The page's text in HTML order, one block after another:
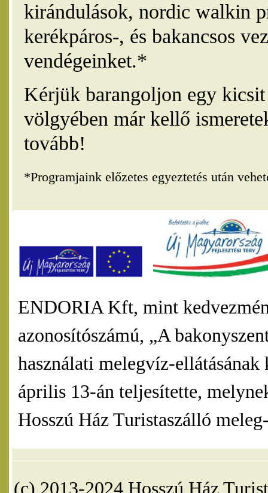
kirándulások, nordic walkin
kerékpáros-, és bakancsos
vendégeinket.*
Kérjük barangoljon egy
völgyében már kellő
tovább!
*Programjaink előzetes egyeztetés után
ENDORIA Kft, mint
azonosítószámú, „A
használati melegvíz-
április 13-án teljesítette,
Hosszú Ház Turistaszálló
(c) 2013-2024 Hosszú Ház